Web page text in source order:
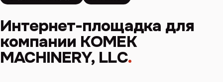
Интернет-площадка для
компании KOMEK
MACHINERY, LLC.